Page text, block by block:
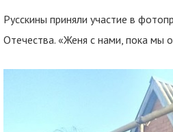
Русскины приняли участие в
Отечества. «Женя с нами, пока мы